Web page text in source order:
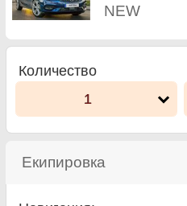
NEW
Количество
1
Екипировка